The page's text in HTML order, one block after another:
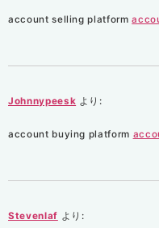
account selling platform
Johnnypeesk より:
account buying platform
Stevenlaf より: